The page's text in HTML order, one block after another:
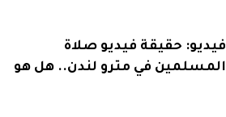
فيديو: حقيقة فيديو صلاة
المسلمين في مترو لندن.. هل هو